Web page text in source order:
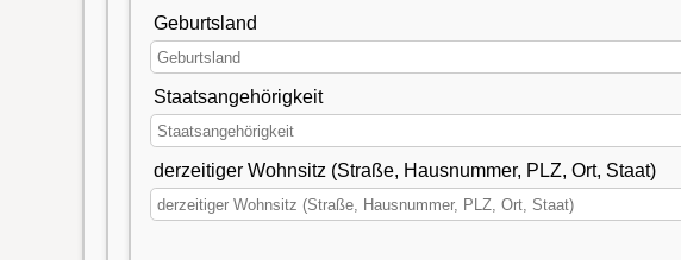
Geburtsland
Staatsangehörigkeit
derzeitiger Wohnsitz (Straße, Hausnummer, PLZ, Ort, Staat)